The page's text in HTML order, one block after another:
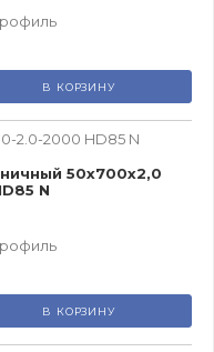
В КОРЗИНУ
2.0-2000 HD85 N
50х700х2,0
N
В КОРЗИНУ